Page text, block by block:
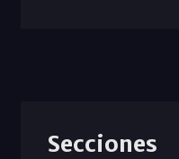
Secciones